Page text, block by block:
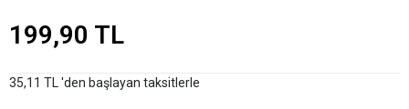
199,90 TL
35,11 TL 'den başlayan taksitlerle